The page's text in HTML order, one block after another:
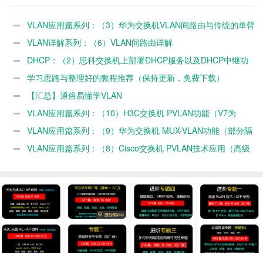
VLAN应用篇系列：（3）华为交换机VLAN间路由与传统的单臂
路由（子接口）方式
VLAN详解系列：（6）VLAN间路由详解
DHCP：（2）思科交换机上部署DHCP服务以及DHCP中继功
能 学习思路与整理好的教程推荐（保持更新，免费下载）
【汇总】通俗易懂学VLAN
VLAN应用篇系列：（10）H3C交换机 PVLAN功能（V7为
PVLAN，V5为isolate-user-vlan）
VLAN应用篇系列：（9）华为交换机 MUX-VLAN功能（部分隔
离、部分互通等）
VLAN应用篇系列：（8）Cisco交换机 PVLAN技术应用（高级